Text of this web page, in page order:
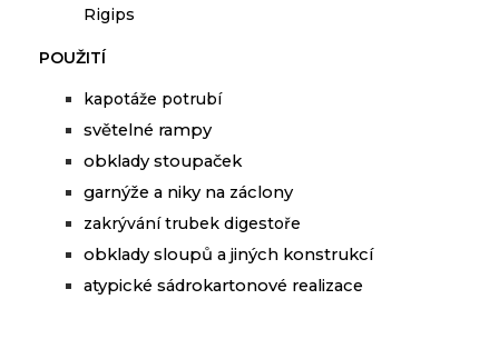
Rigips
POUŽITÍ
kapotáže potrubí
světelné rampy
obklady stoupaček
garnýže a niky na záclony
zakrývání trubek digestoře
obklady sloupů a jiných konstrukcí
atypické sádrokartonové realizace